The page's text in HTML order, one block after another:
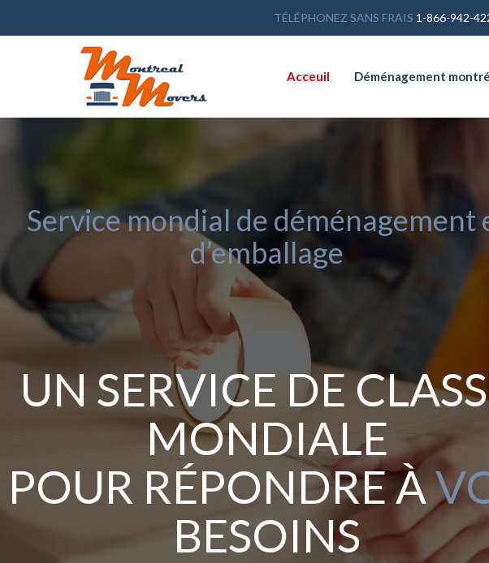
TÉLÉPHONEZ SANS FRAIS 1-866-942-
Acceuil Déménagement
Service mondial de déménagement
d’emballage
UN SERVICE DE
MONDIALE
POUR RÉPONDRE À
BESOINS